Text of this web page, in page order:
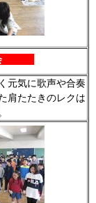
元気に歌声や合奏
肩たたきのレクは